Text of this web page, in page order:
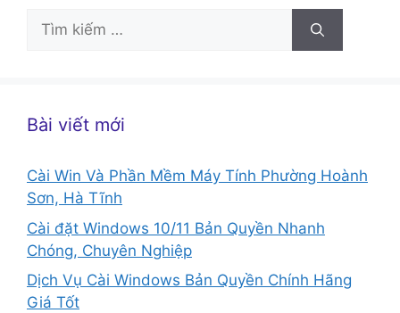
Tìm
Bài viết mới
Cài Win Và Phần Mềm Máy Tính Phường Hoành
Sơn, Hà Tĩnh
Cài đặt Windows 10/11 Bản Quyền Nhanh
Chóng, Chuyên Nghiệp
Dịch Vụ Cài Windows Bản Quyền Chính Hãng
Giá Tốt